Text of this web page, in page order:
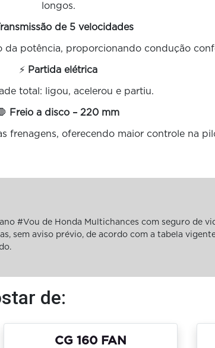
longos.
de 5 velocidades
da potência, proporcionando condução
⚡ Partida elétrica
total: ligou, acelerou e partiu.
Freio a disco – 220 mm
frenagens, oferecendo maior controle na
#Vou de Honda Multichances com seguro de
sem aviso prévio, de acordo com a tabela
de:
CG 160 FAN